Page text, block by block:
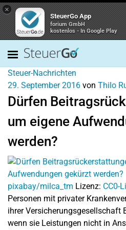
×
SteuerGo App
forium GmbH
kostenlos - In Google Play
Steuer-Nachrichten
29. September 2016 von Thilo
Dürfen
um eigene
werden?
pixabay/milca_tm Lizenz: CC0-
Personen mit privater
ihrer Versicherungsgesellschaft
wenn sie Leistungen nicht in